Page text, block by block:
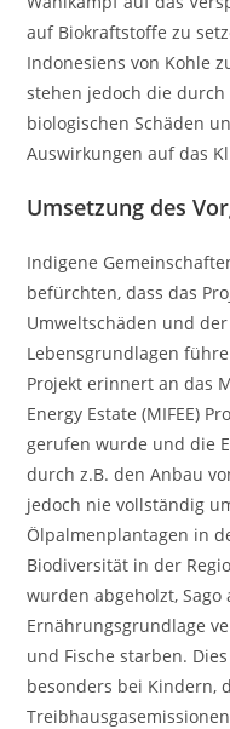
auf Biokraftstoffe zu
Indonesiens von Kohle
stehen jedoch die
biologischen Schäden
Auswirkungen auf das
Umsetzung des
Indigene
befürchten, dass das
Umweltschäden und
Lebensgrundlagen
Projekt erinnert an das
Energy Estate (MIFEE)
gerufen wurde und die
durch z.B. den Anbau
jedoch nie vollständig
Ölpalmenplantagen in
Biodiversität in der
wurden abgeholzt,
Ernährungsgrundlage
und Fische starben.
besonders bei Kindern,